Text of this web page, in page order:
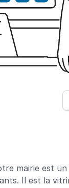
mairie est
Il est la